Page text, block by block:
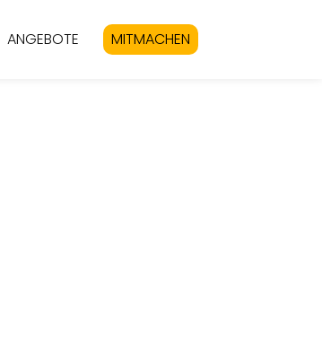
ANGEBOTE MITMACHEN